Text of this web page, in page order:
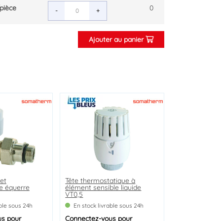
- + 0
Ajouter au panier
équerre
sous 24h
pour
Tête thermostatique à
élément sensible liquide
VT0,5
En stock livrable sous 24h
Connectez-vous pour
chauffage
sous 24h
pour
Siphon groupe de sécurité
En stock livrable sous 24h
Connectez-vous pour